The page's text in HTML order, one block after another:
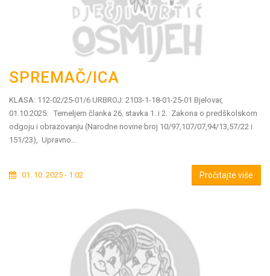
SPREMAČ/ICA
KLASA: 112-02/25-01/6 URBROJ: 2103-1-18-01-25-01 Bjelovar,
01.10.2025. Temeljem članka 26. stavka 1. i 2. Zakona o predškolskom
odgoju i obrazovanju (Narodne novine broj 10/97,107/07,94/13,57/22 i
151/23), Upravno...
01. 10. 2025 - 1:02 Pročitajte više